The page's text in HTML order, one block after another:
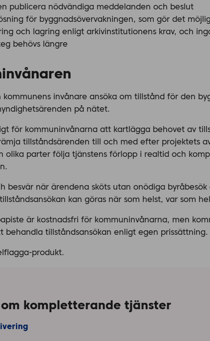
publicera nödvändiga meddelanden och beslut
för byggnadsövervakningen, som gör det
och lagring enligt arkivinstitutionens krav, och
behövs längre
kommunens invånare ansöka om tillstånd för den
på nätet.
för kommuninvånarna att kartlägga behovet av
tillståndsärenden till och med efter projektets
olika parter följa tjänstens förlopp i realtid och
besvär när ärendena sköts utan onödiga byråbesök
kan göras när som helst, var som
är kostnadsfri för kommuninvånarna, men
behandla tillståndsansökan enligt egen prissättning.
produkt.
om kompletterande tjänster